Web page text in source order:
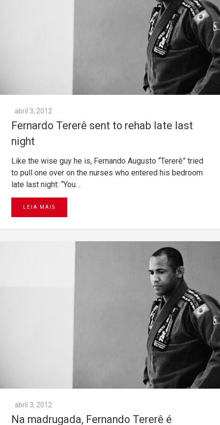
abril 3, 2012
Fernardo Tererê sent to rehab late last
night
Like the wise guy he is, Fernando Augusto “Tererê” tried
to pull one over on the nurses who entered his bedroom
late last night: “You…
LEIA MAIS
abril 3, 2012
Na madrugada, Fernando Tererê é